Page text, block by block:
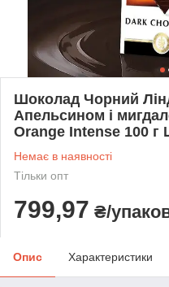
Шоколад Чорний
Апельсином і
Orange Intense 100 г
Немає в наявності
Тільки опт
799,97 ₴/
Опис Характеристики